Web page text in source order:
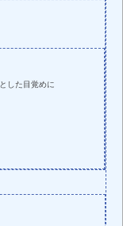
した目覚めに